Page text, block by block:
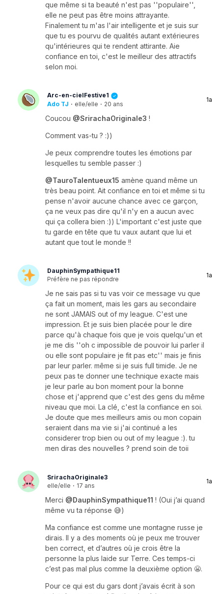
que même si ta beauté n'est pas ''populaire'',
elle ne peut pas être moins attrayante.
Finalement tu m'as l'air intelligente et je suis sur
que tu es pourvu de qualités autant extérieures
qu'intérieures qui te rendent attirante. Aie
confiance en toi, c'est le meilleur des attractifs
selon moi.
Arc-en-cielFestive1
Ado TJ · elle/elle · 20 ans
1a
Coucou @SrirachaOriginale3 !
Comment vas-tu ? :))
Je peux comprendre toutes les émotions par
lesquelles tu semble passer :)
@TauroTalentueux15 amène quand même un
très beau point. Ait confiance en toi et même si tu
pense n'avoir aucune chance avec ce garçon,
ça ne veux pas dire qu'il n'y en a aucun avec
qui ça collera bien :)) L'important c'est juste que
tu garde en tête que tu vaux autant que lui et
autant que tout le monde !!
DauphinSympathique11
Préfère ne pas répondre
1a
Je ne sais pas si tu vas voir ce message vu que
ça fait un moment, mais les gars au secondaire
ne sont JAMAIS out of my league. C'est une
impression. Et je suis bien placée pour le dire
parce qu'à chaque fois que je vois quelqu'un et
je me dis ''oh c impossible de pouvoir lui parler il
ou elle sont populaire je fit pas etc'' mais je finis
par leur parler. même si je suis full timide. Je ne
peux pas te donner une technique exacte mais
je leur parle au bon moment pour la bonne
chose et j'apprend que c'est des gens du même
niveau que moi. La clé, c'est la confiance en soi.
Je doute que mes meilleurs amis ou mon copain
seraient dans ma vie si j'ai continué a les
considerer trop bien ou out of my league :). tu
men diras des nouvelles ? prend soin de toii
SrirachaOriginale3
elle/elle · 17 ans
1a
Merci @DauphinSympathique11 ! (Oui j’ai quand
même vu ta réponse 😅)
Ma confiance est comme une montagne russe je
dirais. Il y a des moments où je peux me trouver
ben correct, et d’autres où je crois être la
personne la plus laide sur Terre. Ces temps-ci
c’est pas mal plus comme la deuxième option 😬.
Pour ce qui est du gars dont j’avais écrit à son